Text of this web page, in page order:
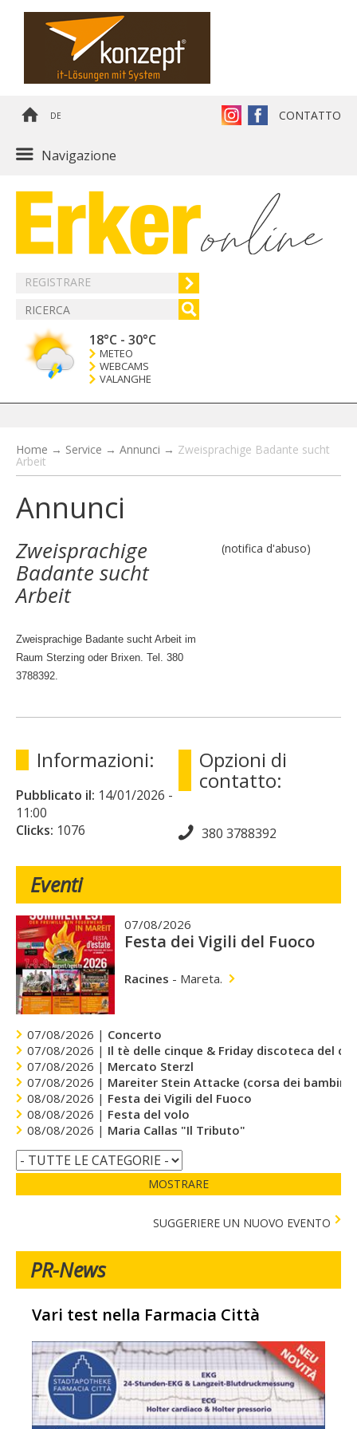
DE CONTATTO
Navigazione
REGISTRARE
18°C - 30°C
METEO
WEBCAMS
VALANGHE
Home → Service → Annunci → Zweisprachige Badante sucht
Arbeit
Annunci
Zweisprachige
Badante sucht
Arbeit
Zweisprachige Badante sucht Arbeit im
Raum Sterzing oder Brixen. Tel. 380
3788392.
(notifica d'abuso)
Informazioni:
Pubblicato il: 14/01/2026 -
11:00
Clicks: 1076
Opzioni di
contatto:
380 3788392
Eventi
07/08/2026
Festa dei Vigili del Fuoco
Racines - Mareta.
07/08/2026 | Concerto
07/08/2026 | Il tè delle cinque & Friday discoteca del
07/08/2026 | Mercato Sterzl
07/08/2026 | Mareiter Stein Attacke (corsa dei bambini)
08/08/2026 | Festa dei Vigili del Fuoco
08/08/2026 | Festa del volo
08/08/2026 | Maria Callas "Il Tributo"
MOSTRARE
SUGGERIERE UN NUOVO EVENTO
PR-News
Vari test nella Farmacia Città